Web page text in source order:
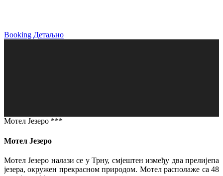
Booking Детаљно
Мотел Језеро ***
Мотел Језеро
Мотел Језеро налази се у Трну, смјештен између два прелијепа
језера, окружен прекрасном природом. Мотел располаже са 48